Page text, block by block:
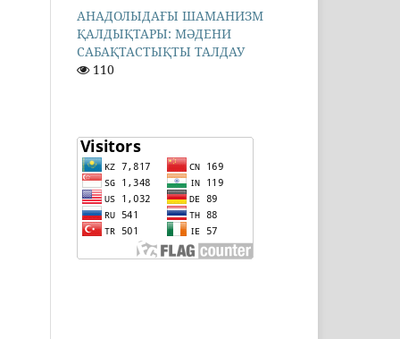
АНАДОЛЫДАҒЫ ШАМАНИЗМ
ҚАЛДЫҚТАРЫ: МӘДЕНИ
САБАҚТАСТЫҚТЫ ТАЛДАУ
110